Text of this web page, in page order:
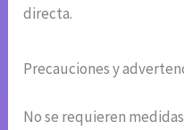
directa.
Precauciones y
No se requieren